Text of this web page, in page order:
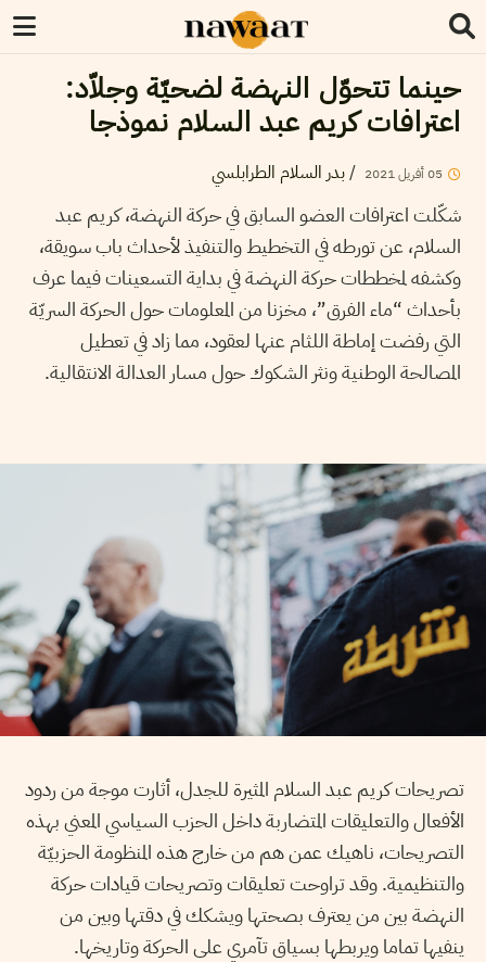
حينما تتحوّل النهضة لضحيّة وجلاّد:
اعترافات كريم عبد السلام نموذجا
05أفريل2021
/بدر السلام الطرابلسي
شكّلت اعترافات العضو السابق في حركة النهضة، كريم عبد
السلام، عن تورطه في التخطيط والتنفيذ لأحداث باب سويقة،
وكشفه لمخططات حركة النهضة في بداية التسعينات فيما عرف
بأحداث “ماء الفرق”، مخزنا من المعلومات حول الحركة السريّة
التي رفضت إماطة اللثام عنها لعقود، مما زاد في تعطيل
المصالحة الوطنية ونثر الشكوك حول مسار العدالة الانتقالية.
تصريحات كريم عبد السلام المثيرة للجدل، أثارت موجة من ردود
الأفعال والتعليقات المتضاربة داخل الحزب السياسي المعني بهذه
التصريحات، ناهيك عمن هم من خارج هذه المنظومة الحزبيّة
والتنظيمية. وقد تراوحت تعليقات وتصريحات قيادات حركة
النهضة بين من يعترف بصحتها ويشكك في دقتها وبين من
ينفيها تماما ويربطها بسياق تآمري على الحركة وتاريخها.